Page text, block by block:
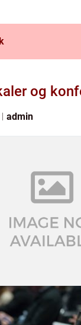
og
admin